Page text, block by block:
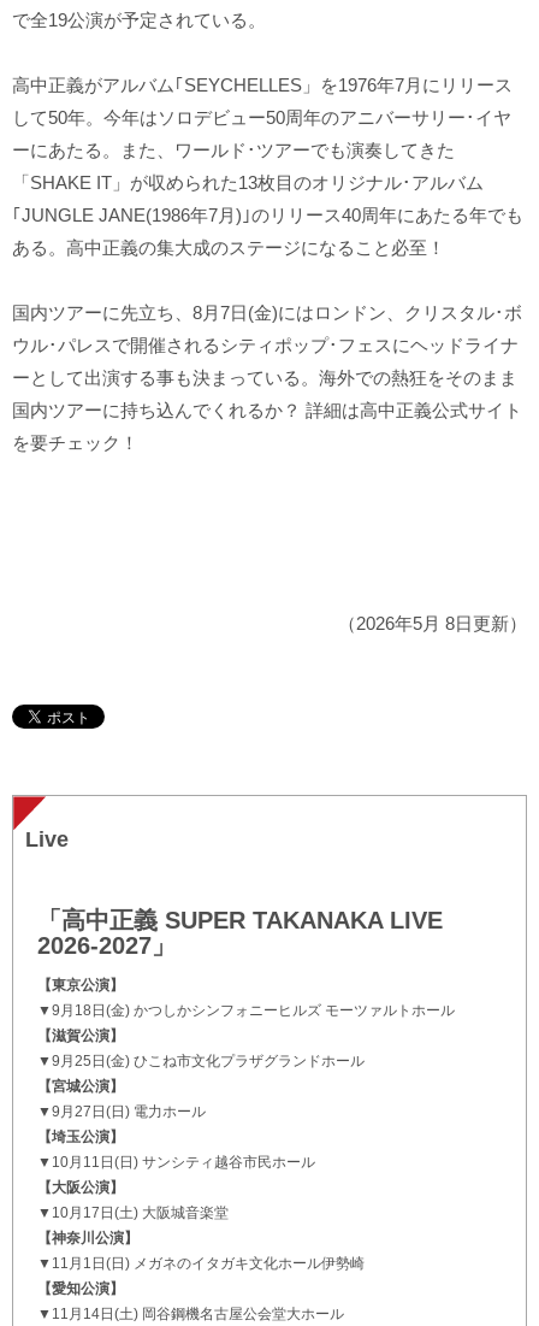
で全19公演が予定されている。
高中正義がアルバム｢SEYCHELLES」を1976年7月にリリース
して50年。今年はソロデビュー50周年のアニバーサリー･イヤ
ーにあたる。また、ワールド･ツアーでも演奏してきた
「SHAKE IT」が収められた13枚目のオリジナル･アルバム
｢JUNGLE JANE(1986年7月)｣のリリース40周年にあたる年でも
ある。高中正義の集大成のステージになること必至！
国内ツアーに先立ち、8月7日(金)にはロンドン、クリスタル･ボ
ウル･パレスで開催されるシティポップ･フェスにヘッドライナ
ーとして出演する事も決まっている。海外での熱狂をそのまま
国内ツアーに持ち込んでくれるか？ 詳細は高中正義公式サイト
を要チェック！
（2026年5月 8日更新）
Live
「高中正義 SUPER TAKANAKA LIVE
2026-2027」
【東京公演】
▼9月18日(金) かつしかシンフォニーヒルズ モーツァルトホール
【滋賀公演】
▼9月25日(金) ひこね市文化プラザグランドホール
【宮城公演】
▼9月27日(日) 電力ホール
【埼玉公演】
▼10月11日(日) サンシティ越谷市民ホール
【大阪公演】
▼10月17日(土) 大阪城音楽堂
【神奈川公演】
▼11月1日(日) メガネのイタガキ文化ホール伊勢崎
【愛知公演】
▼11月14日(土) 岡谷鋼機名古屋公会堂大ホール